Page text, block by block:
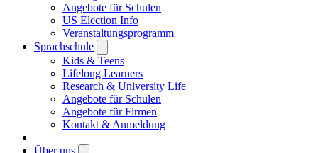
Angebote für Schulen
US Election Info
Veranstaltungsprogramm
Sprachschule
submenu
Kids & Teens
Lifelong Learners
Research & University Life
Angebote für Schulen
Angebote für Firmen
Kontakt & Anmeldung
|
Über uns